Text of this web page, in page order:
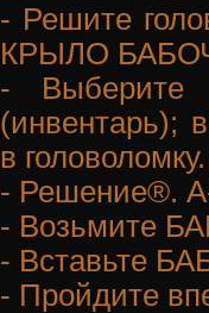
- Решите
КРЫЛО
-
(инвентарь);
в головоломку.
- Решение®.
- Возьмите
- Вставьте
- Пройдите